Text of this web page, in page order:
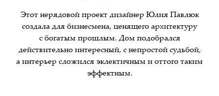
Этот нерядовой проект дизайнер Юлия Павлюк
создала для бизнесмена, ценящего архитектуру
с богатым прошлым. Дом подобрался
действительно интересный, с непростой судьбой,
а интерьер сложился эклектичным и оттого таким
эффектным.